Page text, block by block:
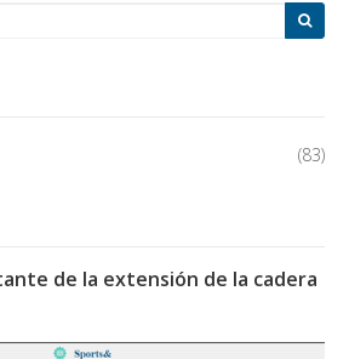
(83)
de la extensión de la cadera